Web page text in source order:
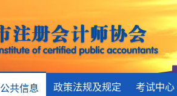
公共信息 政策法规及规定 考试中心